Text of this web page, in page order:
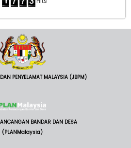
PENYELAMAT MALAYSIA (JBPM)
BANDAR DAN DESA
(PLANMalaysia)